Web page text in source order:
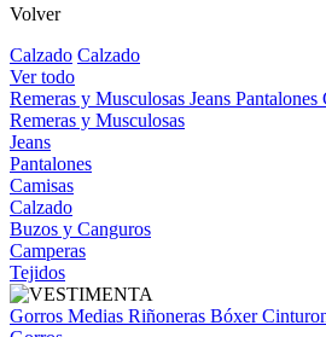
Volver
Calzado Calzado
Ver todo
Remeras y Musculosas Jeans Pantalones
Remeras y Musculosas
Jeans
Pantalones
Camisas
Calzado
Buzos y Canguros
Camperas
Tejidos
Gorros Medias Riñoneras Bóxer